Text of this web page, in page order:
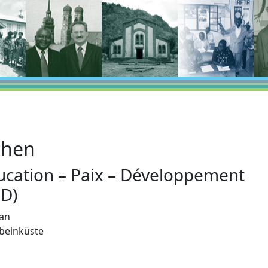
– Paix – Développement